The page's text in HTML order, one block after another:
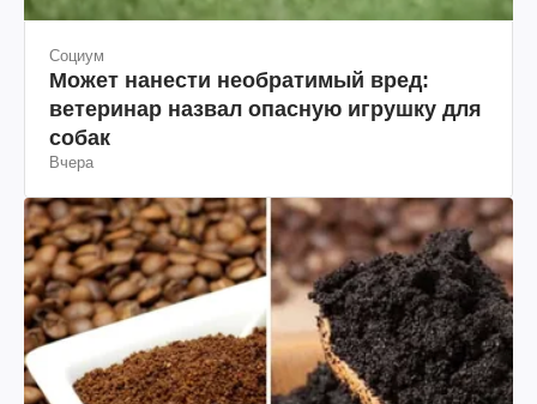
Социум
Может нанести необратимый вред:
ветеринар назвал опасную игрушку для
собак
Вчера